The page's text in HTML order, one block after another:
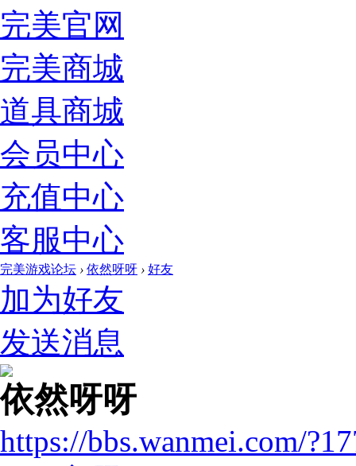
完美官网
完美商城
道具商城
会员中心
充值中心
客服中心
完美游戏论坛 › 依然呀呀 › 好友
加为好友
发送消息
依然呀呀
https://bbs.wanmei.com/